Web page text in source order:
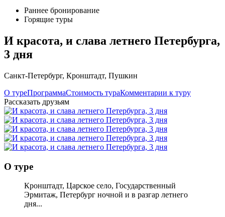
Раннее бронирование
Горящие туры
И красота, и слава летнего Петербурга,
3 дня
Санкт-Петербург, Кронштадт, Пушкин
О туреПрограммаСтоимость тураКомментарии к туру
Рассказать друзьям
О туре
Кронштадт, Царское село, Государственный
Эрмитаж, Петербург ночной и в разгар летнего
дня...